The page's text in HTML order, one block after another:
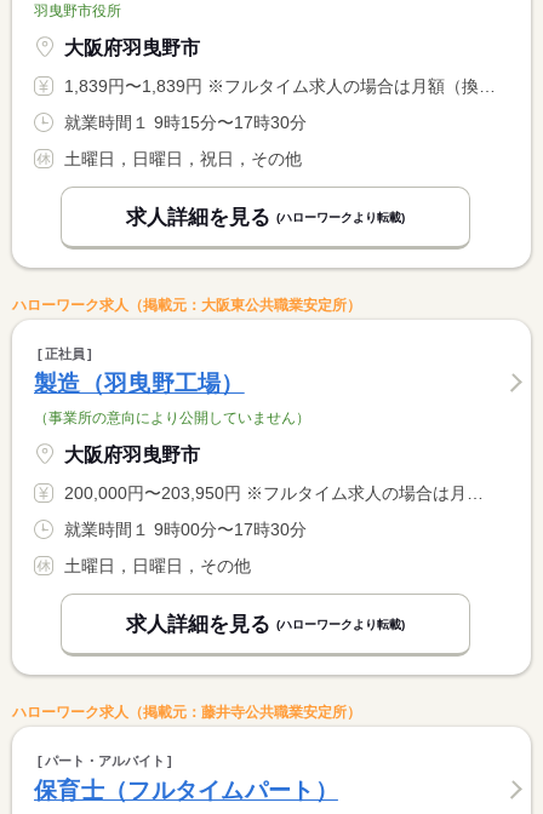
羽曳野市役所
大阪府羽曳野市
1,839円〜1,839円 ※フルタイム求人の場合は月額（換算額）、パート求人の場合は時間額を表示しています。
就業時間１ 9時15分〜17時30分
土曜日，日曜日，祝日，その他
求人詳細を見る (ハローワークより転載)
ハローワーク求人（掲載元：大阪東公共職業安定所）
正社員
製造（羽曳野工場）
（事業所の意向により公開していません）
大阪府羽曳野市
200,000円〜203,950円 ※フルタイム求人の場合は月額（換算額）、パート求人の場合は時間額を表示しています。
就業時間１ 9時00分〜17時30分
土曜日，日曜日，その他
求人詳細を見る (ハローワークより転載)
ハローワーク求人（掲載元：藤井寺公共職業安定所）
パート・アルバイト
保育士（フルタイムパート）